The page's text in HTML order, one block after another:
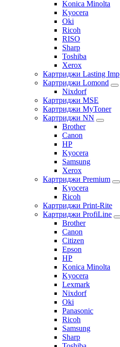
Konica Minolta
Kyocera
Oki
Ricoh
RISO
Sharp
Toshiba
Xerox
Картриджи Lasting Imp
Картриджи Lomond
Nixdorf
Картриджи MSE
Картриджи MyToner
Картриджи NN
Brother
Canon
HP
Kyocera
Samsung
Xerox
Картриджи Premium
Kyocera
Ricoh
Картриджи Print-Rite
Картриджи ProfiLine
Brother
Canon
Citizen
Epson
HP
Konica Minolta
Kyocera
Lexmark
Nixdorf
Oki
Panasonic
Ricoh
Samsung
Sharp